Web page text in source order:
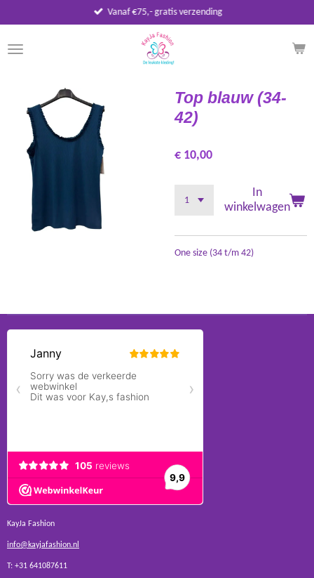
direct
naar
de
Vanaf €75,- gratis verzending
Top blauw (34-
42)
€ 10,00
In
winkelwagen
One size (34 t/m 42)
KayJa Fashion
info@kayjafashion.nl
T: +31 641087611